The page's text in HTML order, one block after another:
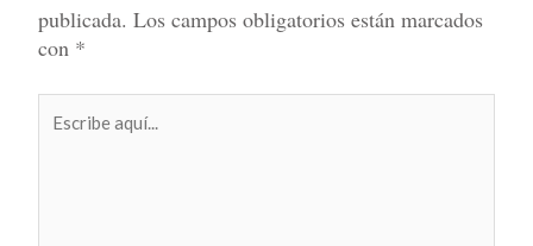
publicada. Los campos obligatorios están marcados
con *
aquí...